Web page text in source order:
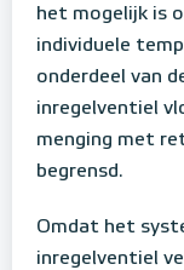
het mogelijk is
individuele
onderdeel van
inregelventiel
menging met
begrensd.
Omdat het
inregelventiel